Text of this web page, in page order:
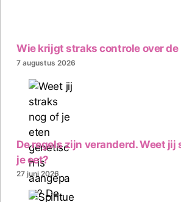
Wie krijgt straks controle over de
7 augustus 2026
De regels zijn veranderd. Weet jij
je eet?
27 juni 2026